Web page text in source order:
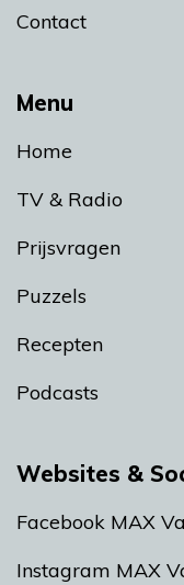
Menu
Home
TV & Radio
Prijsvragen
Puzzels
Recepten
Podcasts
Contact
Websites &
Facebook MAX
Instagram MAX